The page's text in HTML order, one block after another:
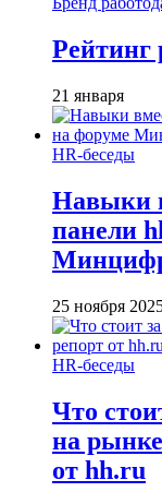
Рейтинг
21 января
HR-беседы
Навыки
панели
25 ноября
HR-беседы
Что
на
от hh.ru